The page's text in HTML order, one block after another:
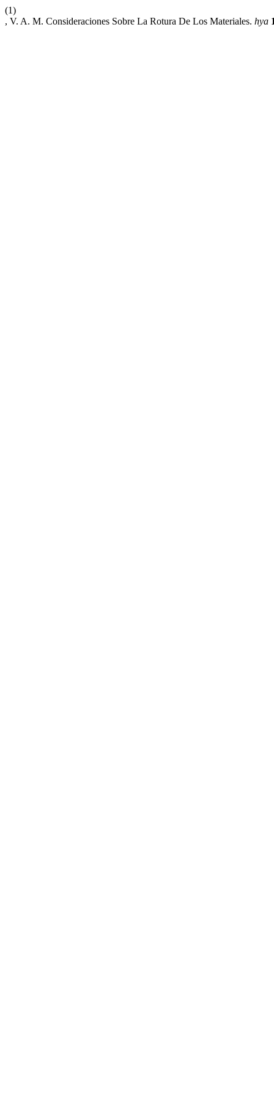
(1)
, V. A. M. Consideraciones Sobre La Rotura De Los Materiales. hya